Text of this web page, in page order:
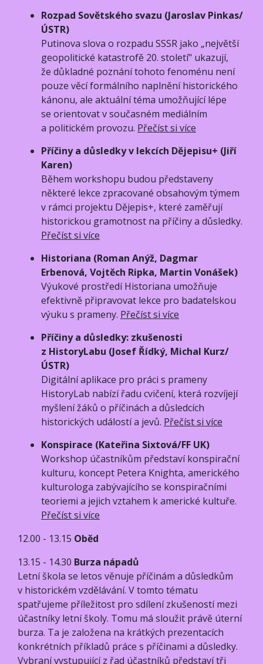
Rozpad Sovětského svazu (Jaroslav Pinkas/
ÚSTR)
Putinova slova o rozpadu SSSR jako „největší
geopolitické katastrofě 20. století" ukazují,
že důkladné poznání tohoto fenoménu není
pouze věcí formálního naplnění historického
kánonu, ale aktuální téma umožňující lépe
se orientovat v současném mediálním
a politickém provozu. Přečíst si více
Příčiny a důsledky v lekcích Dějepisu+ (Jiří
Karen)
Během workshopu budou představeny
některé lekce zpracované obsahovým týmem
v rámci projektu Dějepis+, které zaměřují
historickou gramotnost na příčiny a důsledky.
Přečíst si více
Historiana (Roman Anýž, Dagmar
Erbenová, Vojtěch Ripka, Martin Vonášek)
Výukové prostředí Historiana umožňuje
efektivně připravovat lekce pro badatelskou
výuku s prameny. Přečíst si více
Příčiny a důsledky: zkušenosti
z HistoryLabu (Josef Řídký, Michal Kurz/
ÚSTR)
Digitální aplikace pro práci s prameny
HistoryLab nabízí řadu cvičení, která rozvíjejí
myšlení žáků o příčinách a důsledcích
historických událostí a jevů. Přečíst si více
Konspirace (Kateřina Sixtová/FF UK)
Workshop účastníkům představí konspirační
kulturu, koncept Petera Knighta, amerického
kulturologa zabývajícího se konspiračními
teoriemi a jejich vztahem k americké kultuře.
Přečíst si více
12.00 - 13.15 Oběd
13.15 - 14.30 Burza nápadů
Letní škola se letos věnuje příčinám a důsledkům
v historickém vzdělávání. V tomto tématu
spatřujeme příležitost pro sdílení zkušeností mezi
účastníky letní školy. Tomu má sloužit právě úterní
burza. Ta je založena na krátkých prezentacích
konkrétních příkladů práce s příčinami a důsledky.
Vybraní vystupující z řad účastníků představí tři